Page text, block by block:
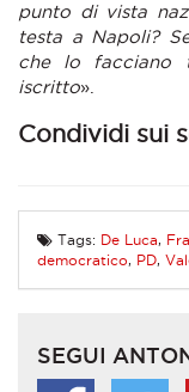
punto di vista
testa a Napoli?
che lo facciano
iscritto».
Condividi sui
Tags: De Luca,
democratico, PD,
SEGUI